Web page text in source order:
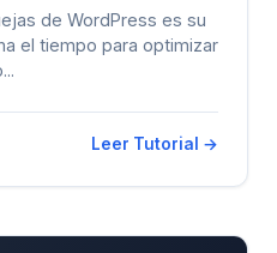
de WordPress es su
el tiempo para optimizar
Leer Tutorial →